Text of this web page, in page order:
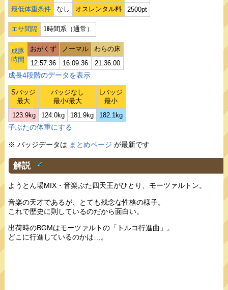
最低体重条件
なし オスレンタル料 2500pt
エサ間隔 1時間系（通常）
成豚
時間
おがくず ノーマル
わらの床
12:57:36
16:09:36 21:36:00
成長4段階のデータを表示
Sバッジ
最大
バッジなし
最小/最大
Lバッジ
最小
123.9kg
124.0kg 181.9kg 182.1kg
子ぶたの体重にする
※ バッジデータは まとめページ が最新です
解説 †
ようとん場MIX・音楽ぶた四天王がひとり、モーツァルトン。
音楽の天才であるが、とても残念な性格の様子。
これで歴史に則しているのだから面白い。
出荷時のBGMはモーツァルトの「トルコ行進曲」。
どこに行進しているのかは…。